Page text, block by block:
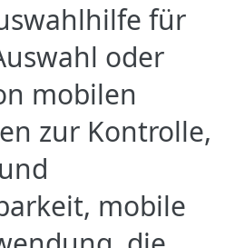
für
oder
mobilen
zur Kontrolle,
mobile